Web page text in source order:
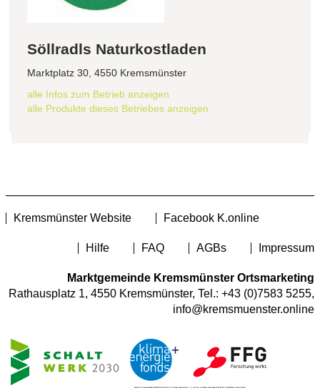
Söllradls Naturkostladen
Marktplatz 30, 4550 Kremsmünster
alle Infos zum Betrieb anzeigen
alle Produkte dieses Betriebes anzeigen
Kremsmünster Website Facebook K.online
Hilfe FAQ AGBs Impressum
Marktgemeinde Kremsmünster Ortsmarketing
Rathausplatz 1, 4550 Kremsmünster, Tel.: +43 (0)7583 5255,
info@kremsmuenster.online